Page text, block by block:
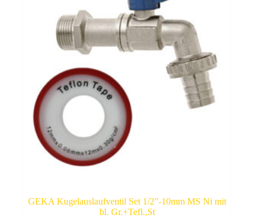
GEKA Kugelauslaufventil Set 1/2″-10mm MS Ni mit
bl. Gr.+Tefl.,St